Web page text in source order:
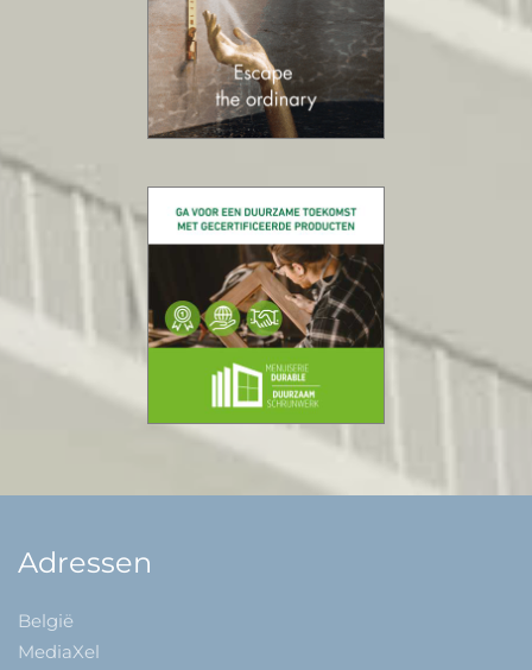
Adressen
België
MediaXel